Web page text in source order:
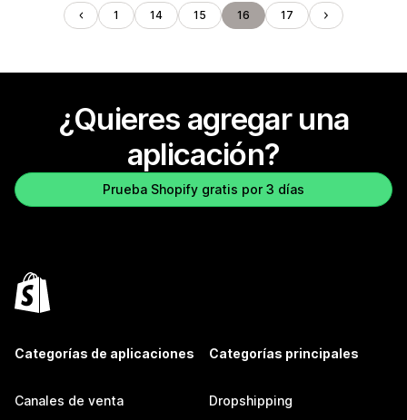
1 14 15 16 17
¿Quieres agregar una
aplicación?
Prueba Shopify gratis por 3 días
Categorías de aplicaciones
Canales de venta
Categorías principales
Dropshipping